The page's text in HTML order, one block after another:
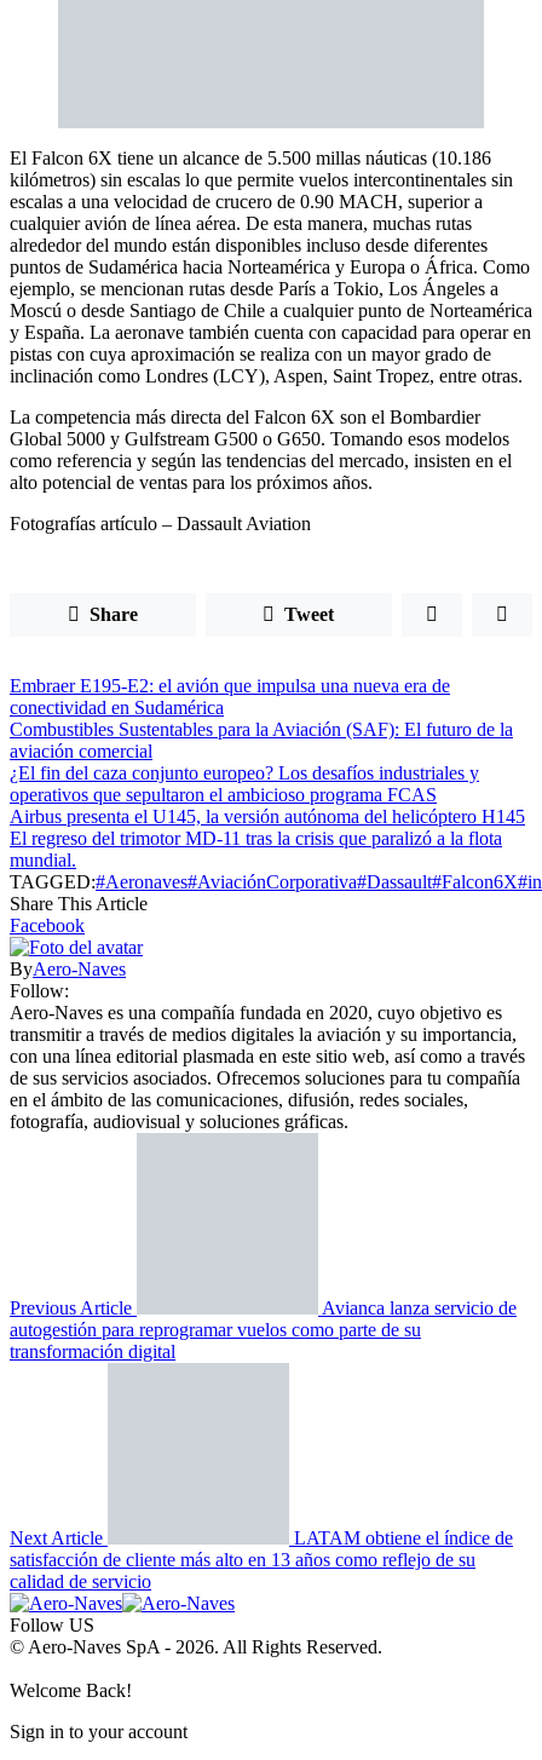
El Falcon 6X tiene un alcance de 5.500 millas náuticas (10.186
kilómetros) sin escalas lo que permite vuelos intercontinentales sin
escalas a una velocidad de crucero de 0.90 MACH, superior a
cualquier avión de línea aérea. De esta manera, muchas rutas
alrededor del mundo están disponibles incluso desde diferentes
puntos de Sudamérica hacia Norteamérica y Europa o África. Como
ejemplo, se mencionan rutas desde París a Tokio, Los Ángeles a
Moscú o desde Santiago de Chile a cualquier punto de Norteamérica
y España. La aeronave también cuenta con capacidad para operar en
pistas con cuya aproximación se realiza con un mayor grado de
inclinación como Londres (LCY), Aspen, Saint Tropez, entre otras.
La competencia más directa del Falcon 6X son el Bombardier
Global 5000 y Gulfstream G500 o G650. Tomando esos modelos
como referencia y según las tendencias del mercado, insisten en el
alto potencial de ventas para los próximos años.
Fotografías artículo – Dassault Aviation
Share Tweet
Embraer E195-E2: el avión que impulsa una nueva era de
conectividad en Sudamérica
Combustibles Sustentables para la Aviación (SAF): El futuro de la
aviación comercial
¿El fin del caza conjunto europeo? Los desafíos industriales y
operativos que sepultaron el ambicioso programa FCAS
Airbus presenta el U145, la versión autónoma del helicóptero H145
El regreso del trimotor MD-11 tras la crisis que paralizó a la flota
mundial.
TAGGED:#Aeronaves#AviaciónCorporativa#Dassault#Falcon6X
Share This Article
Facebook
ByAero-Naves
Follow:
Aero-Naves es una compañía fundada en 2020, cuyo objetivo es
transmitir a través de medios digitales la aviación y su importancia,
con una línea editorial plasmada en este sitio web, así como a través
de sus servicios asociados. Ofrecemos soluciones para tu compañía
en el ámbito de las comunicaciones, difusión, redes sociales,
fotografía, audiovisual y soluciones gráficas.
Previous Article
Avianca lanza servicio de
autogestión para reprogramar vuelos como parte de su
transformación digital
Next Article
LATAM obtiene el índice de
satisfacción de cliente más alto en 13 años como reflejo de su
calidad de servicio
Follow US
© Aero-Naves SpA - 2026. All Rights Reserved.
Welcome Back!
Sign in to your account